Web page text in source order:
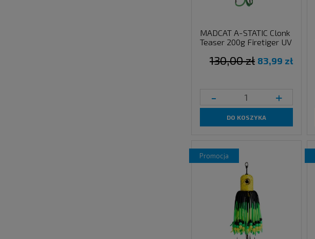
MADCAT A-STATIC Clonk
Teaser 200g Firetiger UV
83,99 zł
130,00 zł
- +
DO KOSZYKA
promocja